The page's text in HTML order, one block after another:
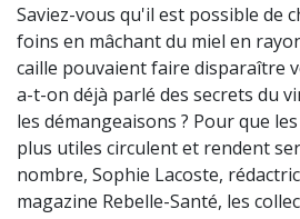
Saviez-vous qu'il est possible de
foins en mâchant du miel en
caille pouvaient faire disparaître
a-t-on déjà parlé des secrets du
les démangeaisons ? Pour que
plus utiles circulent et rendent
nombre, Sophie Lacoste,
magazine Rebelle-Santé, les